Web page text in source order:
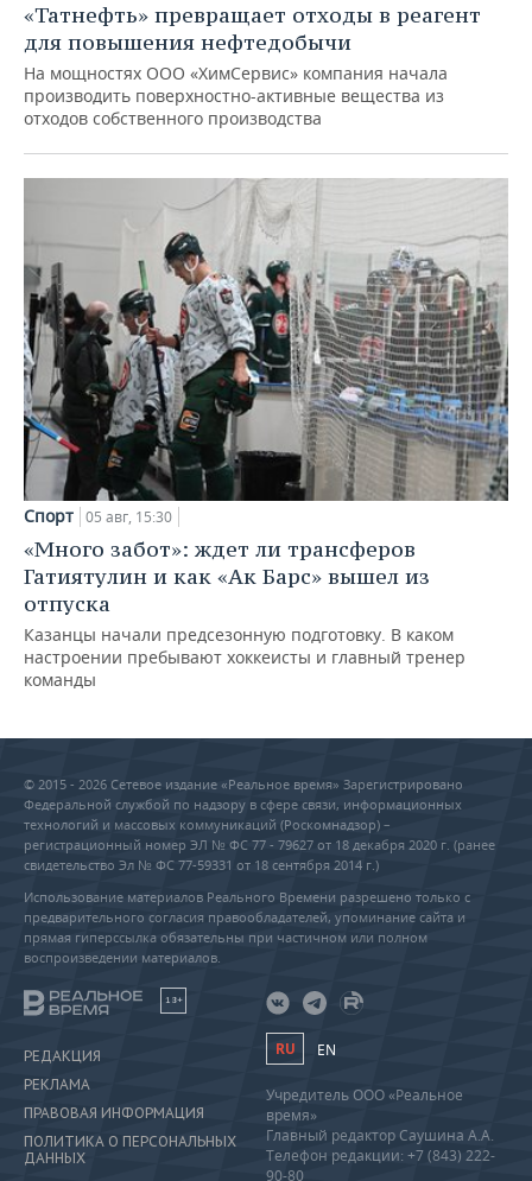
«Татнефть» превращает отходы в реагент
для повышения нефтедобычи
На мощностях ООО «ХимСервис» компания начала
производить поверхностно-активные вещества из
отходов собственного производства
Спорт 05 авг, 15:30
«Много забот»: ждет ли трансферов
Гатиятулин и как «Ак Барс» вышел из
отпуска
Казанцы начали предсезонную подготовку. В каком
настроении пребывают хоккеисты и главный тренер
команды
© 2015 - 2026 Сетевое издание «Реальное время» Зарегистрировано
Федеральной службой по надзору в сфере связи, информационных
технологий и массовых коммуникаций (Роскомнадзор) –
регистрационный номер ЭЛ № ФС 77 - 79627 от 18 декабря 2020 г. (ранее
свидетельство Эл № ФС 77-59331 от 18 сентября 2014 г.)
Использование материалов Реального Времени разрешено только с
предварительного согласия правообладателей, упоминание сайта и
прямая гиперссылка обязательны при частичном или полном
воспроизведении материалов.
18+
РЕДАКЦИЯ
РЕКЛАМА
ПРАВОВАЯ ИНФОРМАЦИЯ
ПОЛИТИКА О ПЕРСОНАЛЬНЫХ
ДАННЫХ
RU EN
Учредитель ООО «Реальное
время»
Главный редактор Саушина А.А.
Телефон редакции: +7 (843) 222-
90-80